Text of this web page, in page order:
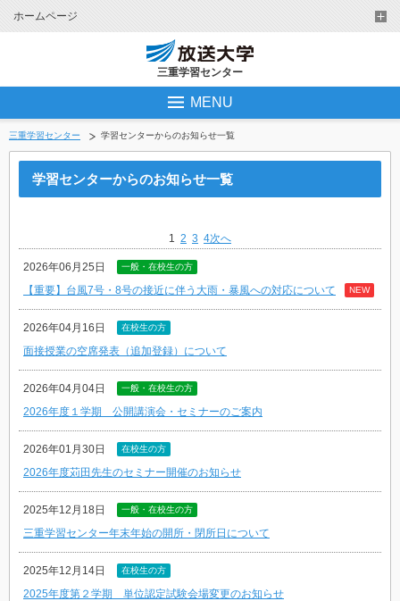
ホームページ
三重学習センター
MENU
三重学習センター 学習センターからのお知らせ一覧
学習センターからのお知らせ一覧
1 2 3 4次へ
2026年06月25日 一般・在校生の方
【重要】台風7号・8号の接近に伴う大雨・暴風への対応について NEW
2026年04月16日 在校生の方
面接授業の空席発表（追加登録）について
2026年04月04日 一般・在校生の方
2026年度１学期 公開講演会・セミナーのご案内
2026年01月30日 在校生の方
2026年度苅田先生のセミナー開催のお知らせ
2025年12月18日 一般・在校生の方
三重学習センター年末年始の開所・閉所日について
2025年12月14日 在校生の方
2025年度第２学期 単位認定試験会場変更のお知らせ